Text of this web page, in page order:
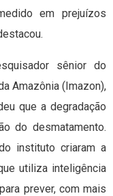
em prejuízos
sênior do
Amazônia (Imazon),
que a degradação
do desmatamento.
instituto criaram a
utiliza inteligência
prever, com mais